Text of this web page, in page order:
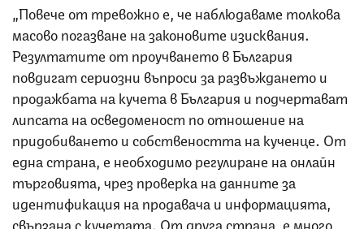
„Повече от тревожно е, че наблюдаваме толкова
масово погазване на законовите изисквания.
Резултатите от проучването в България
повдигат сериозни въпроси за развъждането и
продажбата на кучета в България и подчертават
липсата на осведоменост по отношение на
придобиването и собствеността на кученце. От
една страна, е необходимо регулиране на онлайн
търговията, чрез проверка на данните за
идентификация на продавача и информацията,
свързана с кучетата. От друга страна, е много